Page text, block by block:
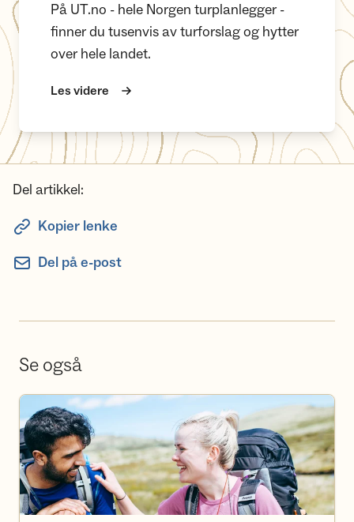
På UT.no - hele Norgen turplanlegger -
finner du tusenvis av turforslag og hytter
over hele landet.
Les videre
Del artikkel:
Kopier lenke
Del på e-post
Se også
Bli frivillig